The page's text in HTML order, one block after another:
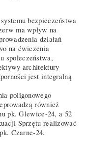
bezpieczeństwa
ma wpływ na
działań
na ćwiczenia
społeczeństwa,
architektury
jest integralną
poligonowego
również
pk. Glewice-24, a 52
Sprzętu realizować
Czarne-24.